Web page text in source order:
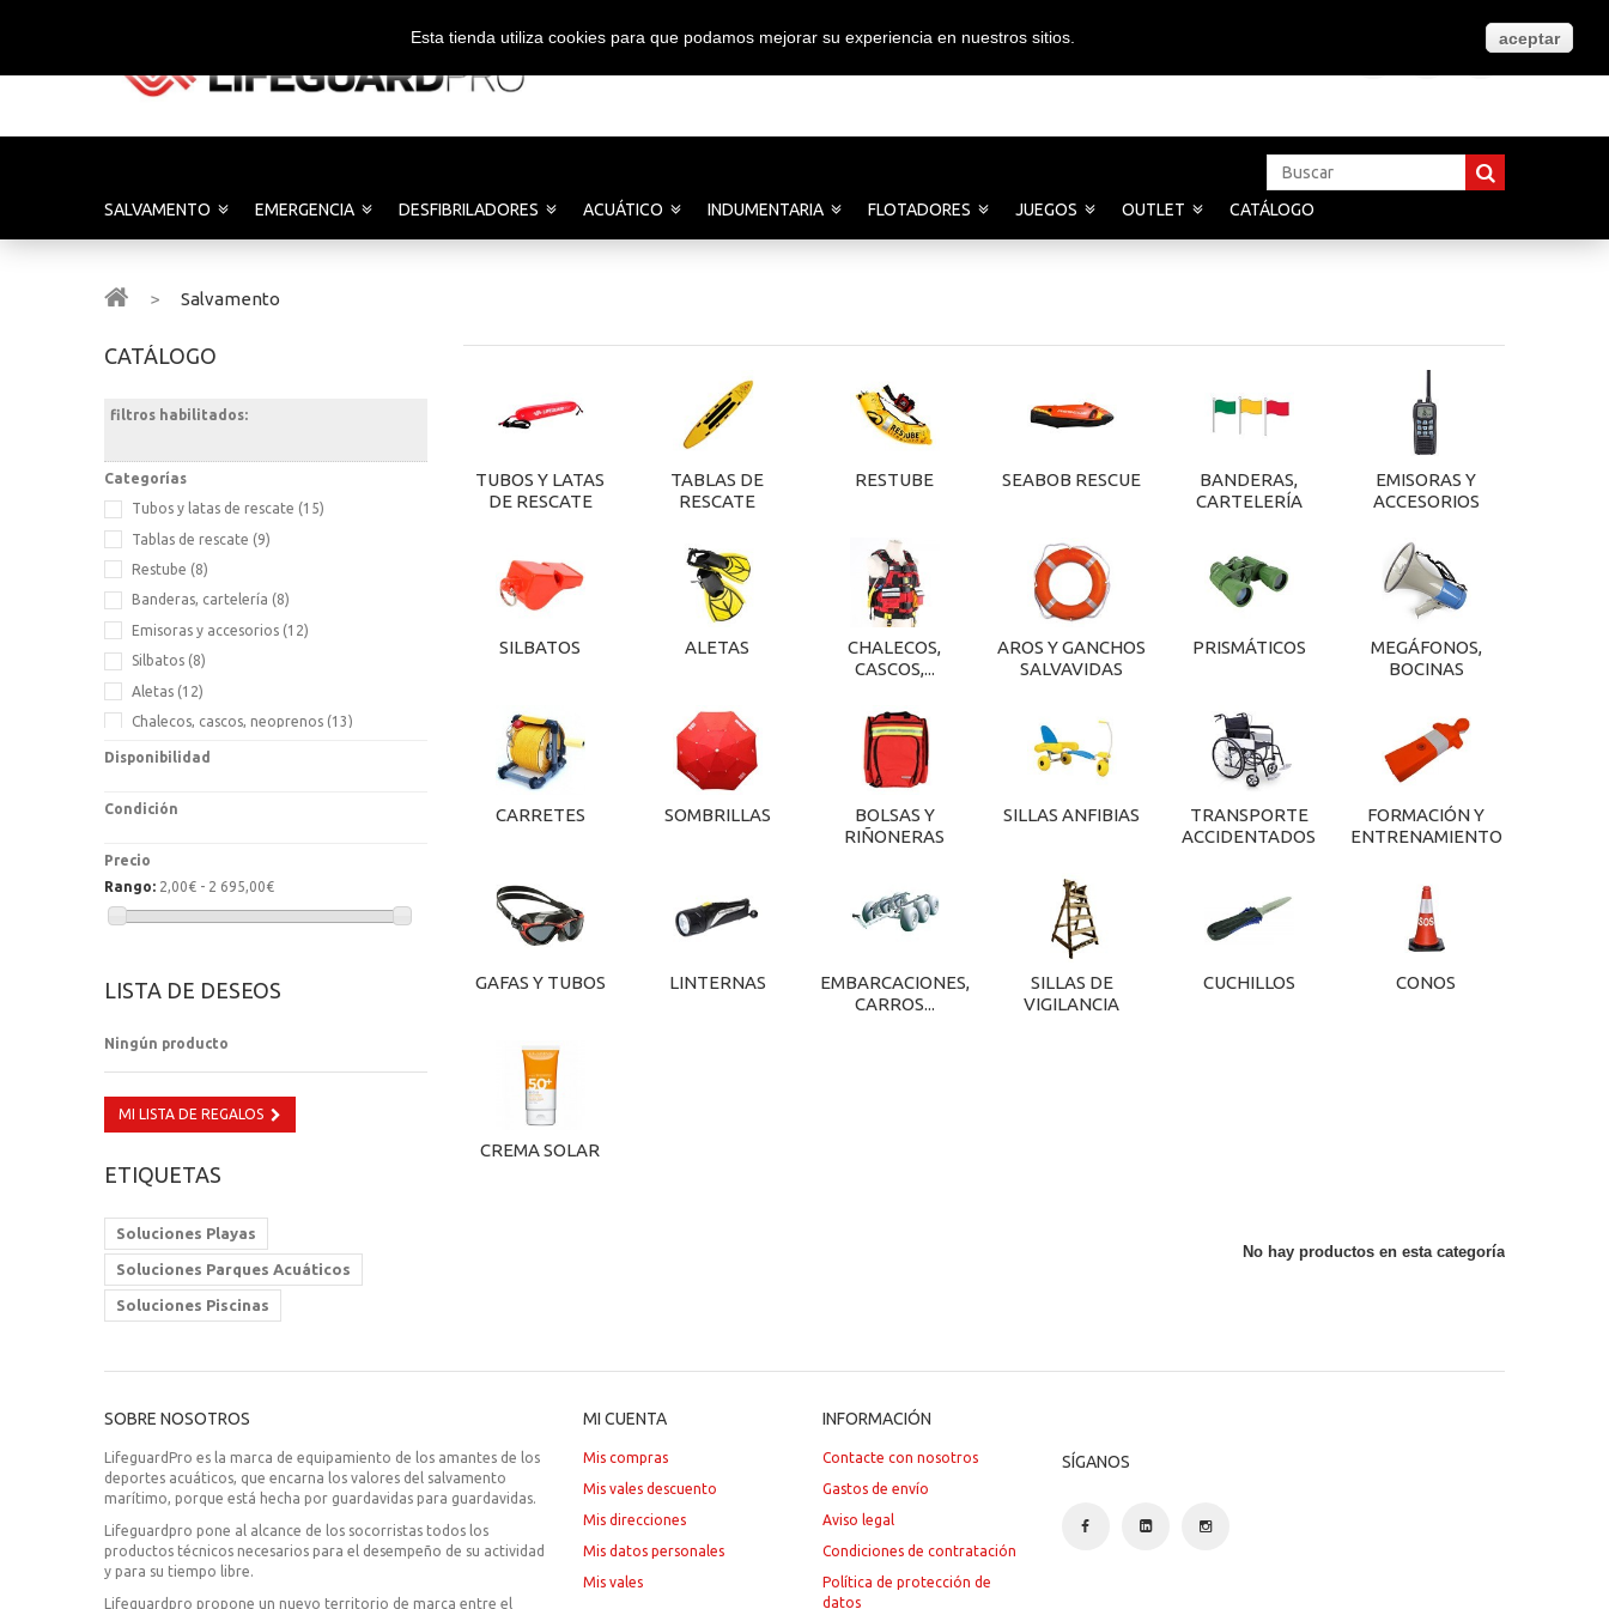
Esta tienda utiliza cookies para que podamos mejorar su experiencia en nuestros sitios. aceptar
SALVAMENTO EMERGENCIA DESFIBRILADORES ACUÁTICO INDUMENTARIA FLOTADORES JUEGOS OUTLET CATÁLOGO
> Salvamento
TUBOS Y LATAS
DE RESCATE
TABLAS DE
RESCATE
RESTUBE SEABOB RESCUE
BANDERAS,
CARTELERÍA
EMISORAS Y
ACCESORIOS
SILBATOS ALETAS
CHALECOS,
CASCOS,...
AROS Y GANCHOS
SALVAVIDAS
PRISMÁTICOS
MEGÁFONOS,
BOCINAS
CARRETES SOMBRILLAS
BOLSAS Y
RIÑONERAS
SILLAS ANFIBIAS
TRANSPORTE
ACCIDENTADOS
FORMACIÓN Y
ENTRENAMIENTO
GAFAS Y TUBOS LINTERNAS
EMBARCACIONES,
CARROS...
SILLAS DE
VIGILANCIA
CUCHILLOS CONOS
CREMA SOLAR
No hay productos en esta categoría
CATÁLOGO
filtros habilitados:
Categorías
Tubos y latas de rescate (15)
Tablas de rescate (9)
Restube (8)
Banderas, cartelería (8)
Emisoras y accesorios (12)
Silbatos (8)
Aletas (12)
Chalecos, cascos, neoprenos (13)
Aros y ganchos salvavidas
Megáfonos, bocinas
Formación y entrenamiento
Linternas
Sillas de vigilancia(5)
Crema Solar(4)
Disponibilidad
Condición
Precio
Rango: 2,00€ - 2 695,00€
LISTA DE DESEOS
Ningún producto
MI LISTA DE REGALOS
ETIQUETAS
Soluciones Playas
Soluciones Parques Acuáticos
Soluciones Piscinas
SOBRE NOSOTROS
LifeguardPro es la marca de equipamiento de los amantes de los
deportes acuáticos, que encarna los valores del salvamento
marítimo, porque está hecha por guardavidas para guardavidas.
Lifeguardpro pone al alcance de los socorristas todos los
productos técnicos necesarios para el desempeño de su actividad
y para su tiempo libre.
Lifeguardpro propone un nuevo territorio de marca entre el
MI CUENTA
Mis compras
Mis vales descuento
Mis direcciones
Mis datos personales
Mis vales
INFORMACIÓN
Contacte con nosotros
Gastos de envío
Aviso legal
Condiciones de contratación
Política de protección de
datos
SÍGANOS